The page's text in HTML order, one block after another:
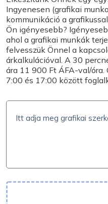
Válasszon
NYOMTATÁS
Egyoldalas nyomtatás
PÉLDÁNYOK SZÁMA
SZÁLLÍTÁSI IDŐ ÉS ÁR
Ingyenesen (grafikai
kommunikáció a
Ön igényesebb?
ahol a grafikai munkák
felvesszük Önnel a
árkalkulációval. A 30
ára 11 900 Ft ÁFA-val/
7:00 és 17:00 között